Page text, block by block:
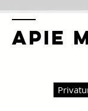
APIE